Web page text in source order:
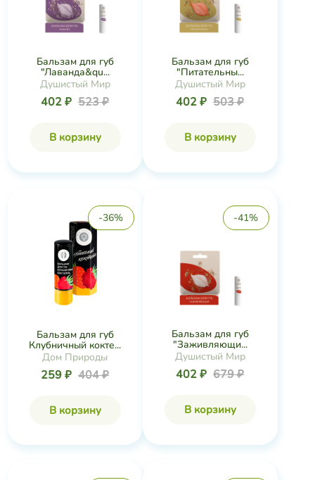
Бальзам для губ
"Лаванда&qu...
Душистый Мир
402 ₽ 523 ₽
В корзину
Бальзам для губ
"Питательны...
Душистый Мир
402 ₽ 503 ₽
В корзину
-36%
Бальзам для губ
Клубничный кокте...
Дом Природы
259 ₽ 404 ₽
В корзину
-41%
Бальзам для губ
"Заживляющи...
Душистый Мир
402 ₽ 679 ₽
В корзину